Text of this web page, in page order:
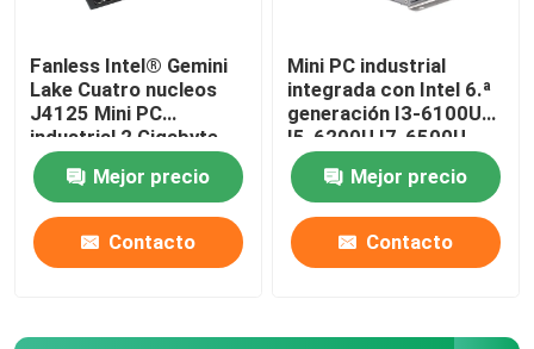
placa madre nana
Placa base de cortafuegos
Placa base de PC OPS
Fanless Intel® Gemini
Lake Cuatro nucleos
J4125 Mini PC
industrial 2 Gigabyte
NIC 6COM Nuc
Mejor precio
Contacto
Mini PC industrial
integrada con Intel 6.ª
generación I3-6100U
I5-6200U I7-6500U
Mejor precio
Contacto